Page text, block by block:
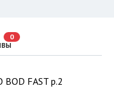
0
BOD FAST р.2